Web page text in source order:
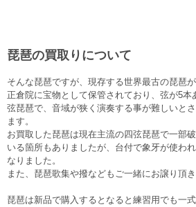
琵琶の買取りについて
そんな琵琶ですが、現存する世界最古の琵琶
正倉院に宝物として保管されており、弦が5本
弦琵琶で、音域が狭く演奏する事が難しいと
ます。
お買取した琵琶は現在主流の四弦琵琶で一部
いる箇所もありましたが、台付で象牙が使わ
なりました。
また、琵琶歌集や撥などもご一緒にお譲り頂き
琵琶は新品で購入するとなると練習用でも一